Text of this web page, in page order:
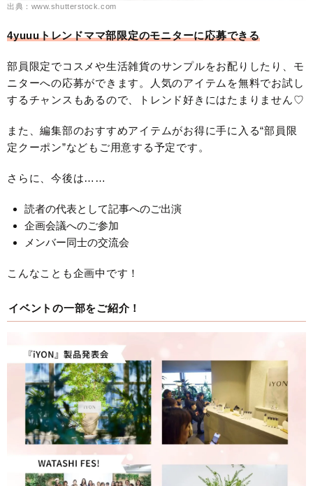
出典：www.shutterstock.com
4yuuuトレンドママ部限定のモニターに応募できる
部員限定でコスメや生活雑貨のサンプルをお配りしたり、モ
ニターへの応募ができます。人気のアイテムを無料でお試し
するチャンスもあるので、トレンド好きにはたまりません♡
また、編集部のおすすめアイテムがお得に手に入る“部員限
定クーポン”などもご用意する予定です。
さらに、今後は……
読者の代表として記事へのご出演
企画会議へのご参加
メンバー同士の交流会
こんなことも企画中です！
イベントの一部をご紹介！